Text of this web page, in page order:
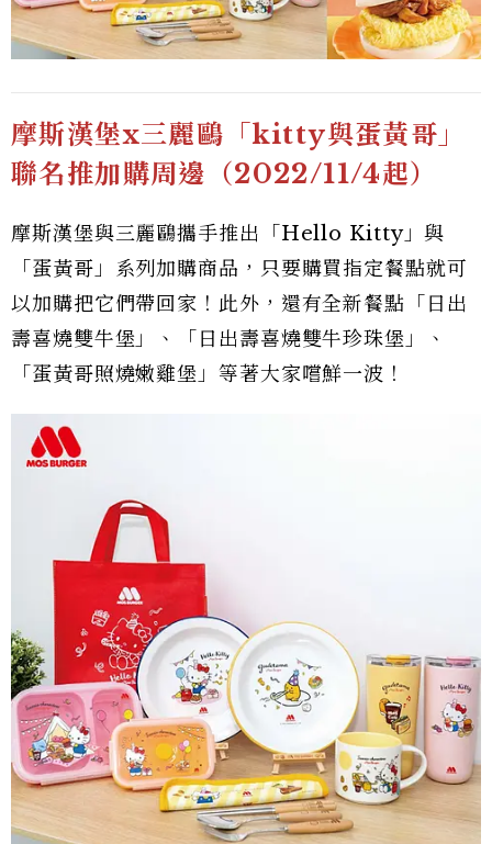
摩斯漢堡x三麗鷗「kitty與蛋黃哥」
聯名推加購周邊（2022/11/4起）
摩斯漢堡與三麗鷗攜手推出「Hello Kitty」與
「蛋黃哥」系列加購商品，只要購買指定餐點就可
以加購把它們帶回家！此外，還有全新餐點「日出
壽喜燒雙牛堡」、「日出壽喜燒雙牛珍珠堡」、
「蛋黃哥照燒嫩雞堡」等著大家嚐鮮一波！